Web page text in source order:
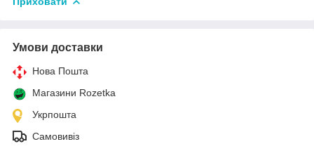
Умови доставки
Нова Пошта
Магазини Rozetka
Укрпошта
Самовивіз